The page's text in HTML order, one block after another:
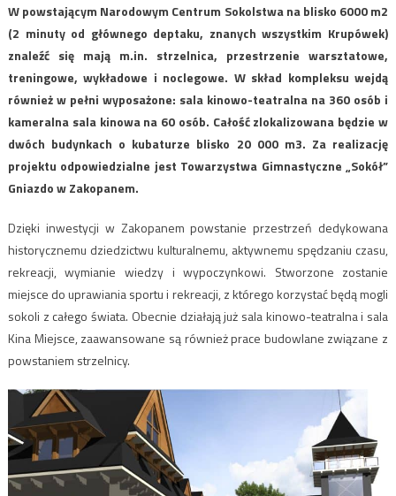
W powstającym Narodowym Centrum Sokolstwa na blisko 6000 m2
(2 minuty od głównego deptaku, znanych wszystkim Krupówek)
znaleźć się mają m.in. strzelnica, przestrzenie warsztatowe,
treningowe, wykładowe i noclegowe. W skład kompleksu wejdą
również w pełni wyposażone: sala kinowo-teatralna na 360 osób i
kameralna sala kinowa na 60 osób. Całość zlokalizowana będzie w
dwóch budynkach o kubaturze blisko 20 000 m3. Za realizację
projektu odpowiedzialne jest Towarzystwa Gimnastyczne „Sokół”
Gniazdo w Zakopanem.
Dzięki inwestycji w Zakopanem powstanie przestrzeń dedykowana
historycznemu dziedzictwu kulturalnemu, aktywnemu spędzaniu czasu,
rekreacji, wymianie wiedzy i wypoczynkowi. Stworzone zostanie
miejsce do uprawiania sportu i rekreacji, z którego korzystać będą mogli
sokoli z całego świata. Obecnie działają już sala kinowo-teatralna i sala
Kina Miejsce, zaawansowane są również prace budowlane związane z
powstaniem strzelnicy.